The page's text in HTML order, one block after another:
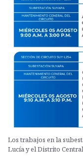
Los trabajos en la
Lucía y el Distrito